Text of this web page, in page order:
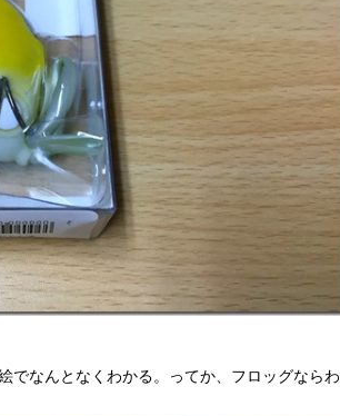
でなんとなくわかる。ってか、フロッグならわ